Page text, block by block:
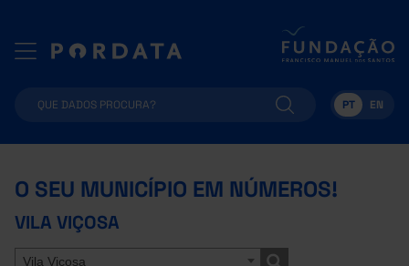
PT EN
O SEU MUNICÍPIO EM NÚMEROS!
VILA VIÇOSA
Vila Viçosa